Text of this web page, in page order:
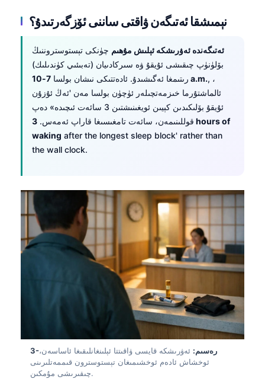
نېمىشقا ئەتىگەن ۋاقتى ساننى ئۆزگەرتىدۇ؟
ئەتىگەندە ئەۋرىشكە ئېلىش مۇھىم چۈنكى تېستوستروننىڭ
بۆلۈنۈپ چىقىشى ئۇيقۇ ۋە سىركادىيان (تەبىئىي كۈندىلىك)
رىتىمغا ئەگىشىدۇ. ئادەتتىكى نىشان بولسا 7-10 a.m., ،
ئالماشتۇرما خىزمەتچىلەر ئۈچۈن بولسا مەن 'ئەڭ ئۇزۇن
ئۇيقۇ بۆلىكىدىن كېيىن ئويغىنىشتىن 3 سائەت ئىچىدە» دەپ
قوللىنىمەن، سائەت تامغىسىغا قاراپ ئەمەس. 3 hours of
waking after the longest sleep block' rather than
the wall clock.
3-رەسىم: ئەۋرىشكە قايسى ۋاقىتتا ئېلىنغانلىقىغا ئاساسەن،
ئوخشاش ئادەم ئوخشىمىغان تېستوسترون قىممەتلىرىنى
چىقىرىشى مۇمكىن.